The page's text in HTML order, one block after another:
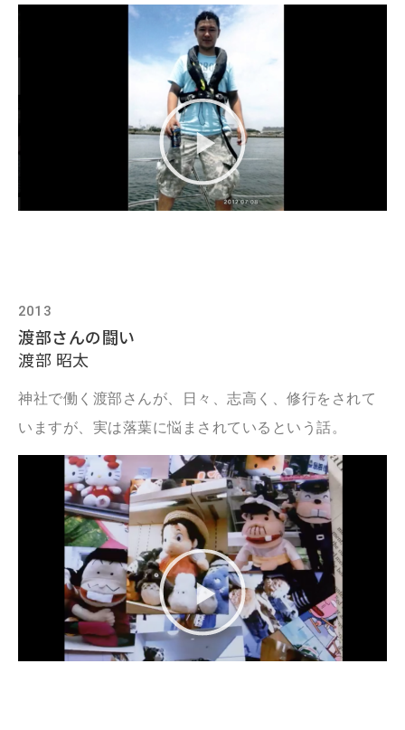
2013
渡部さんの闘い
渡部 昭太
神社で働く渡部さんが、日々、志高く、修行をされて
いますが、実は落葉に悩まされているという話。